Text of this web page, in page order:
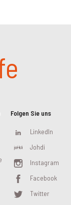
Folgen Sie uns
LinkedIn
Johdi
Instagram
Facebook
Twitter